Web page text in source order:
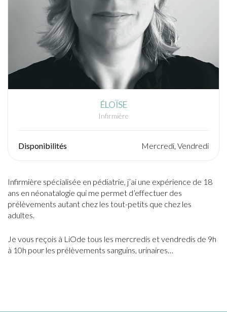
ÉLOÏSE
Infirmière
Disponibilités Mercredi, Vendredi
Infirmière spécialisée en pédiatrie, j’ai une expérience de 18
ans en néonatalogie qui me permet d’effectuer des
prélèvements autant chez les tout-petits que chez les
adultes.
Je vous reçois à LiOde tous les mercredis et vendredis de 9h
à 10h pour les prélèvements sanguins, urinaires…